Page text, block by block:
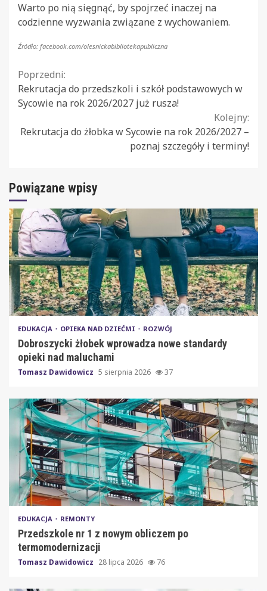
Warto po nią sięgnąć, by spojrzeć inaczej na
codzienne wyzwania związane z wychowaniem.
Źródło: facebook.com/olesnickabibliotekapubliczna
Continue
Reading
Poprzedni:
Rekrutacja do przedszkoli i szkół podstawowych w
Sycowie na rok 2026/2027 już rusza!
Kolejny:
Rekrutacja do żłobka w Sycowie na rok 2026/2027 –
poznaj szczegóły i terminy!
Powiązane wpisy
EDUKACJA OPIEKA NAD DZIEĆMI ROZWÓJ
Dobroszycki żłobek wprowadza nowe standardy
opieki nad maluchami
Tomasz Dawidowicz 5 sierpnia 2026 37
EDUKACJA REMONTY
Przedszkole nr 1 z nowym obliczem po
termomodernizacji
Tomasz Dawidowicz 28 lipca 2026 76